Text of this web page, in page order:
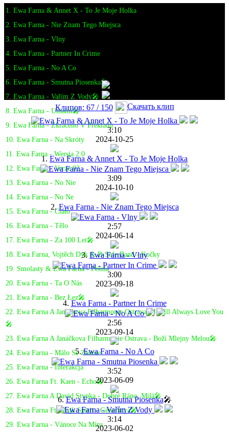
1. Ewa Farna & Annet X - To Je Moje Holka
2. Ewa Farna - Nie Znam Tego Miejsca
3. Ewa Farna - Vlny
4. Ewa Farna - Partner In Crime
5. Ewa Farna - No A Co
6. Ewa Farna - Smutna Piosenka🎤
7. Ewa Farna - Vařím Z Vody🎤
8. Ewa Farna - Umami🎤
9. Ewa Farna - Zkraceno V Překladu
10. Ewa Farna - Na Skróty
11. Ewa Farna - Wersja 2.0
12. Ewa Farna - Verze 02
13. Ewa Farna - No Nie
14. Ewa Farna - No Ne
15. Ewa Farna - Ciało
16. Ewa Farna - Tělo
17. Ewa Farna - Za 100 Let🎤
18. Ewa Farna, Vojtěch Dyk & B-Side Band - Kočky
19. Smolasty & Ewa Farna - Pełnia
20. Ewa Farna - Ta O Nás
21. Ewa Farna - Bez Łez🎤
22. Ewa Farna A Janáčkova Filharmonie Ostrava - I Will Always Love You
🎤
23. Ewa Farna A Janáčkova Filharmonie Ostrava - Boží Mlejny Melou🎤
24. Ewa Farna - Málo Se Známe
25. Ewa Farna - Interakcja
26. Ewa Farna Ft. Kaen - Echo🎤
27. Ewa Farna A David Stypka - Dobré Ráno, Milá🎤
28. Ewa Farna Ft. Majk Spirit - Generácya🎤
29. Ewa Farna - Vánoce Na Míru
Клипов: 67 / 150 Скачать клип
3:10
2024-10-25
1. Ewa Farna & Annet X - To Je Moje Holka
3:09
2024-10-10
2.Ewa Farna - Nie Znam Tego Miejsca
2:57
2024-06-14
3.Ewa Farna - Vlny
3:00
2023-09-18
4. Ewa Farna - Partner In Crime
2:56
2023-09-14
5.Ewa Farna - No A Co
3:52
2023-06-09
6.Ewa Farna - Smutna Piosenka🎤
3:14
2023-06-02